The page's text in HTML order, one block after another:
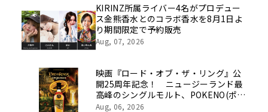
像を公開！
KIRINZ所属ライバー4名がプロデュー
ス金熊香水とのコラボ香水を8月1日よ
り期間限定で予約販売
Aug, 07, 2026
映画『ロード・オブ・ザ・リング』公
開25周年記念！ ニュージーランド最
高峰のシングルモルト、POKENO(ポケ
ノ)より 数量限定ウイスキー「リング
Aug, 06, 2026